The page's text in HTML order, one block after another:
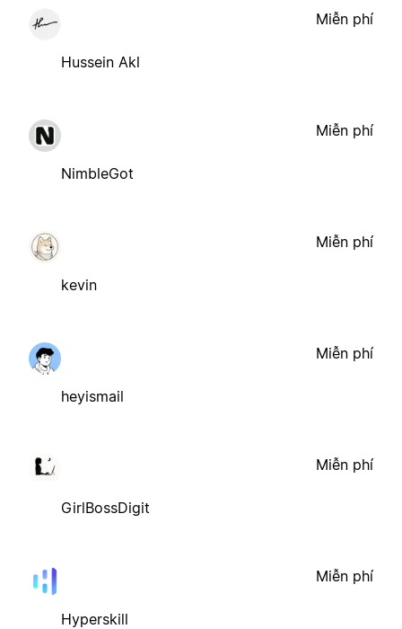
Hussein Akl
Miễn phí
NimbleGot
Miễn phí
kevin
Miễn phí
heyismail
Miễn phí
GirlBossDigit
Miễn phí
Hyperskill
Miễn phí